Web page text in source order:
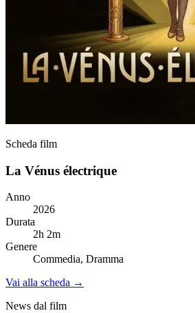
Scheda film
La Vénus électrique
Anno
2026
Durata
2h 2m
Genere
Commedia, Dramma
Vai alla scheda →
News dal film